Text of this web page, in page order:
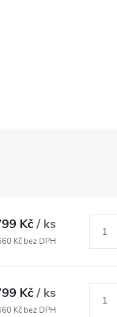
Kč/ ks
Kč bez DPH
Kč/ ks
Kč bez DPH